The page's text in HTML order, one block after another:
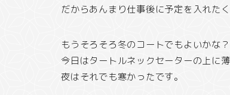
だからあんまり仕事後に予定を入れた
もうそろそろ冬のコートでもよいかな？
今日はタートルネックセーターの上に
夜はそれでも寒かったです。